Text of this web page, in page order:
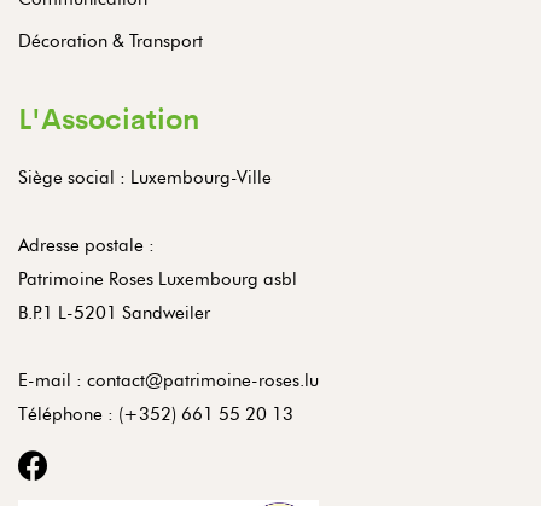
Décoration & Transport
L'Association
Siège social : Luxembourg-Ville
Adresse postale :
Patrimoine Roses Luxembourg asbl
B.P.1 L-5201 Sandweiler
E-mail : contact@patrimoine-roses.lu
Téléphone : (+352) 661 55 20 13